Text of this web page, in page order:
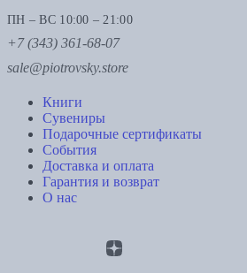
ПН – ВС 10:00 – 21:00
+7 (343) 361-68-07
sale@piotrovsky.store
Книги
Сувениры
Подарочные сертификаты
События
Доставка и оплата
Гарантия и возврат
О нас